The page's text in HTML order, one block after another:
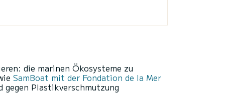
die marinen Ökosysteme zu
SamBoat mit der Fondation de la Mer
Plastikverschmutzung